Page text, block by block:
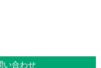
い合わせ